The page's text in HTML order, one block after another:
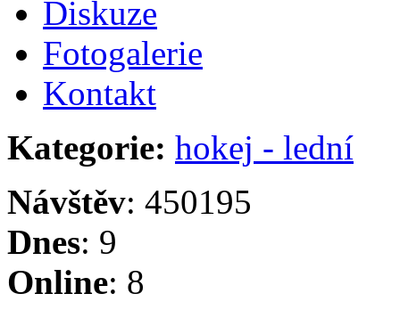
Diskuze
Fotogalerie
Kontakt
Kategorie: hokej - lední
Návštěv: 450195
Dnes: 9
Online: 8